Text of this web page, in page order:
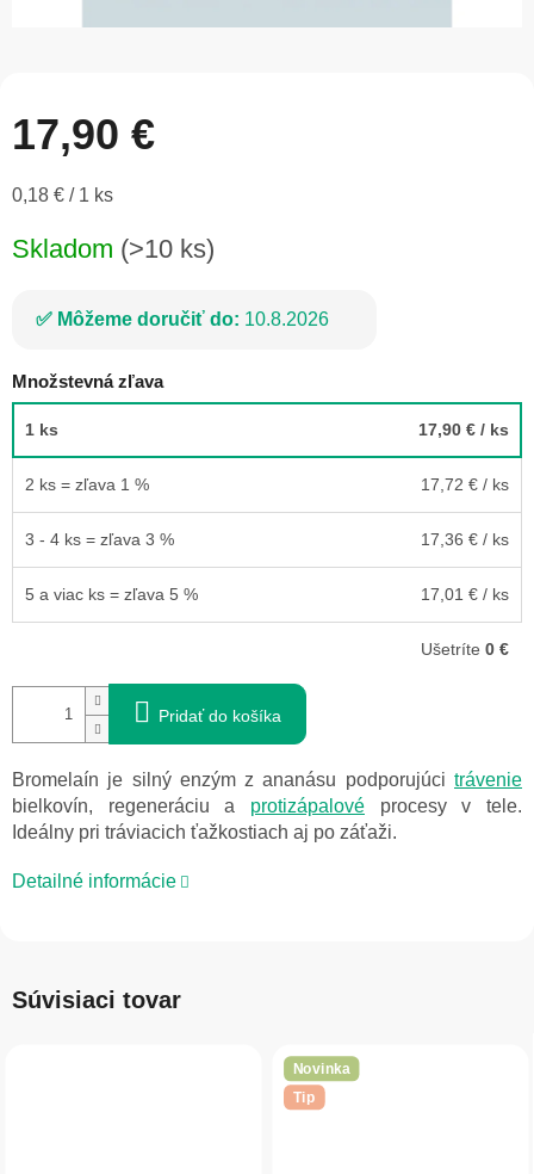
17,90 €
Jednotková
0,18 € / 1 ks
Skladom (>10 ks)
Môžeme doručiť do: 10.8.2026
Množstevná zľava
1 ks 17,90 € / ks
2 ks = zľava 1 % 17,72 € / ks
3 - 4 ks = zľava 3 % 17,36 € / ks
5 a viac ks = zľava 5 % 17,01 € / ks
Ušetríte 0 €
Pridať do košíka
Bromelaín je silný enzým z ananásu podporujúci trávenie
bielkovín, regeneráciu a protizápalové procesy v tele.
Ideálny pri tráviacich ťažkostiach aj po záťaži.
Detailné informácie
Súvisiaci tovar
Novinka
Tip